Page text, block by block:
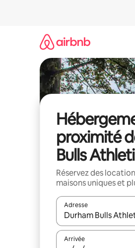
proximité
Bulls
Réservez des
maisons uniques et
Adresse
Lorsque les résultats
Arrivée